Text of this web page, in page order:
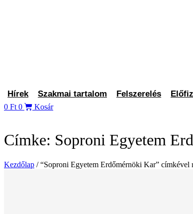
Hírek Szakmai tartalom Felszerelés
0 Ft 0 Kosár
Címke: Soproni Egyetem
Kezdőlap / “Soproni Egyetem Erdőmérnöki Kar” címkével